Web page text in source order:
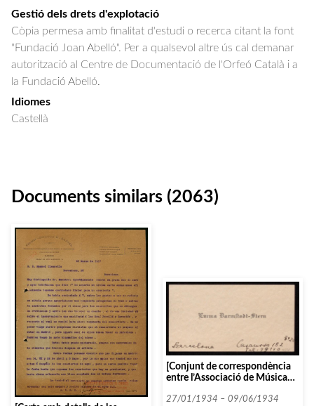
Gestió dels drets d'explotació
Còpia permesa amb finalitat d'estudi o recerca citant la font
"Fundació Joan Abelló". Per a qualsevol altre ús cal demanar
autorització al Centre de Documentació de l'Orfeó Català i a
la Fundació Abelló.
Idiomes
Castellà
Documents similars (2063)
[Conjunt de correspondència
entre l’Associació de Música
entitats que comencen amb la
27/01/1934 – 09/06/1934